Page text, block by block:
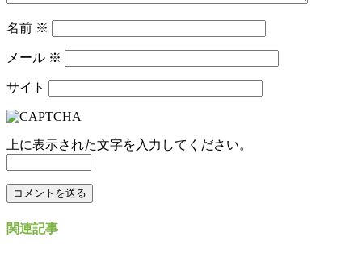
名前 ※
メール ※
サイト
上に表示された文字を入力してください。
関連記事